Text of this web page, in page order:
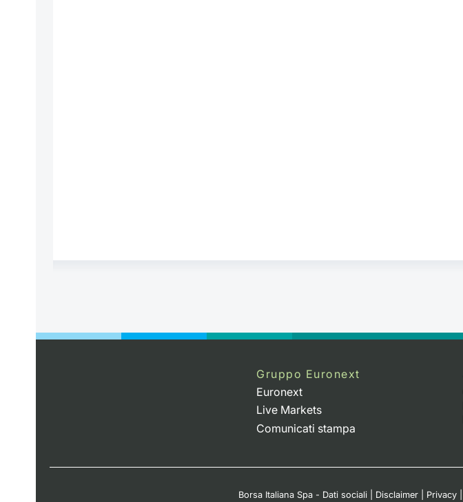
Gruppo Euronext
Euronext
Live Markets
Comunicati stampa
Borsa Italiana Spa - Dati sociali Disclaimer Privacy